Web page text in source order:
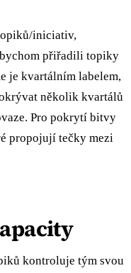
iniciativ,
přiřadili topiky
je kvartálním labelem,
několik kvartálů
Pro pokrytí bitvy
propojují tečky mezi
kontroluje tým svou